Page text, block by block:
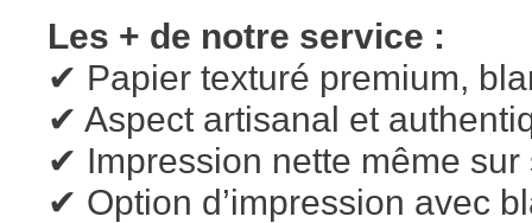
Les + de notre service :
✔ Papier texturé premium,
✔ Aspect artisanal et
✔ Impression nette même sur
✔ Option d’impression avec